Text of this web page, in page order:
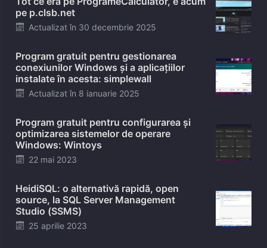
pe p.clsb.net
Posted
Actualizat în 30 decembrie 2025
Program gratuit pentru gestionarea
conexiunilor Windows și a aplicațiilor
instalate în acesta: simplewall
Posted
Actualizat în 8 ianuarie 2025
Program gratuit pentru configurarea și
optimizarea sistemelor de operare
Windows: Wintoys
Posted
22 mai 2023
HeidiSQL: o alternativă rapidă, open
source, la SQL Server Management
Studio (SSMS)
Posted
25 aprilie 2023